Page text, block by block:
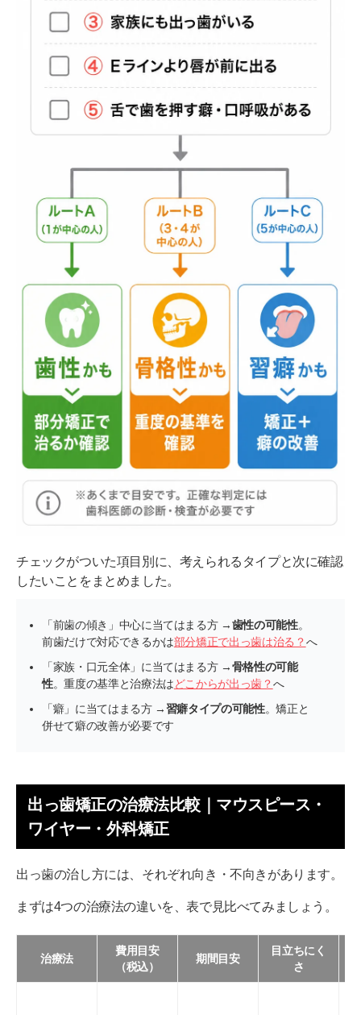
チェックがついた項目別に、考えられるタイプと次に確認
したいことをまとめました。
「前歯の傾き」中心に当てはまる方 →歯性の可能性。
前歯だけで対応できるかは部分矯正で出っ歯は治る？へ
「家族・口元全体」に当てはまる方 →骨格性の可能
性。重度の基準と治療法はどこからが出っ歯？へ
「癖」に当てはまる方 →習癖タイプの可能性。矯正と
併せて癖の改善が必要です
出っ歯矯正の治療法比較｜マウスピース・
ワイヤー・外科矯正
出っ歯の治し方には、それぞれ向き・不向きがあります。
まずは4つの治療法の違いを、表で見比べてみましょう。
治療法
費用目安
（税込）
期間目安
目立ちにく
さ